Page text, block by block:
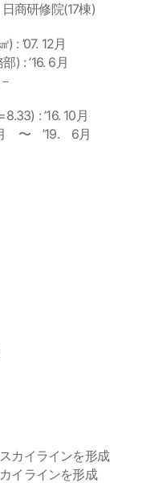
商研修院(17棟)
: ’07. 12月
) : ’16. 6月
: ’16. 10月
月 〜 ’19. 6月
カイラインを形成
イラインを形成